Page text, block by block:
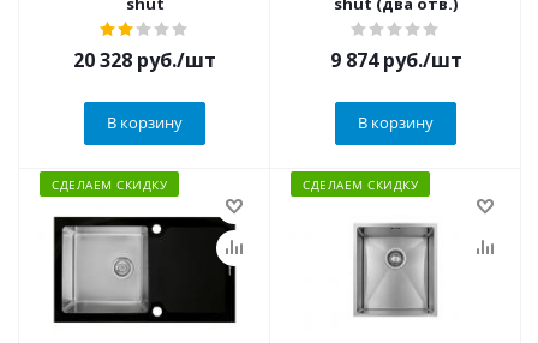
20 328 руб./шт
В корзину
9 874руб./шт
В корзину
СДЕЛАЕМ СКИДКУ СДЕЛАЕМ СКИДКУ